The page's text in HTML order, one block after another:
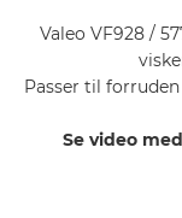
Valeo VF928 /
Passer til
Se video